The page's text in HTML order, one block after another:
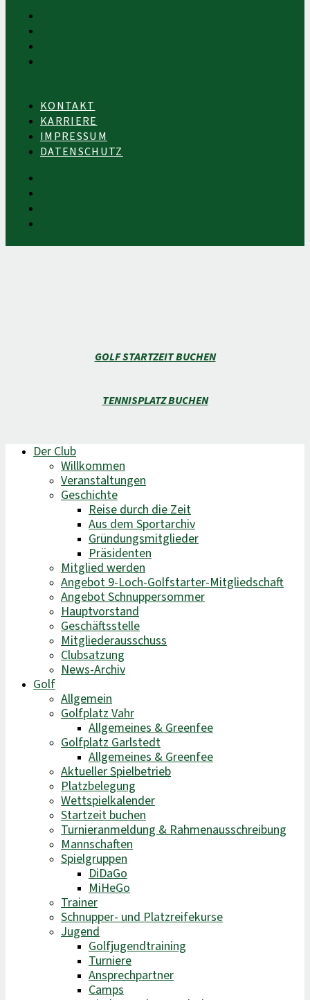
KONTAKT
KARRIERE
IMPRESSUM
DATENSCHUTZ
GOLF STARTZEIT BUCHEN
TENNISPLATZ BUCHEN
Der Club
Willkommen
Veranstaltungen
Geschichte
Reise durch die Zeit
Aus dem Sportarchiv
Gründungsmitglieder
Präsidenten
Mitglied werden
Angebot 9-Loch-Golfstarter-Mitgliedschaft
Angebot Schnuppersommer
Hauptvorstand
Geschäftsstelle
Mitgliederausschuss
Clubsatzung
News-Archiv
Golf
Allgemein
Golfplatz Vahr
Allgemeines & Greenfee
Golfplatz Garlstedt
Allgemeines & Greenfee
Aktueller Spielbetrieb
Platzbelegung
Wettspielkalender
Startzeit buchen
Turnieranmeldung & Rahmenausschreibung
Mannschaften
Spielgruppen
DiDaGo
MiHeGo
Trainer
Schnupper- und Platzreifekurse
Jugend
Golfjugendtraining
Turniere
Ansprechpartner
Camps